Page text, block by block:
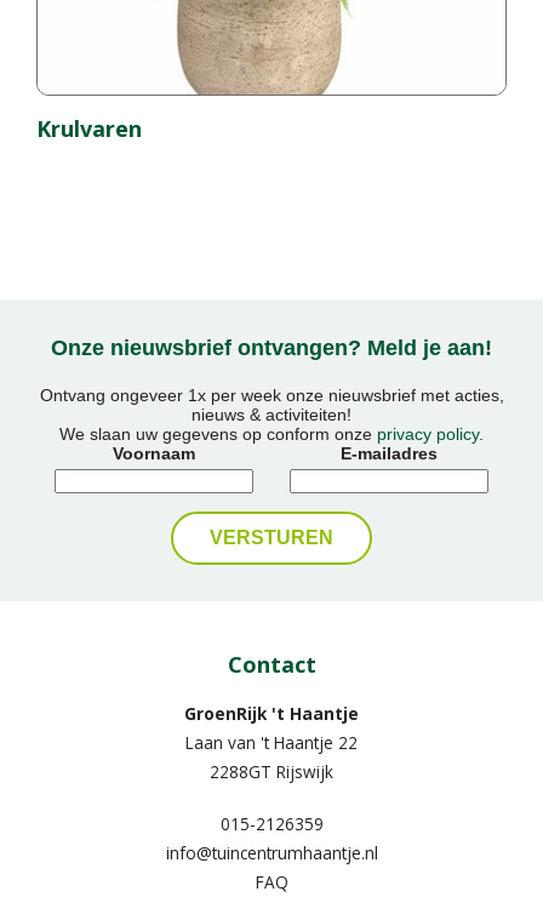
Krulvaren
Onze nieuwsbrief ontvangen? Meld je aan!
Ontvang ongeveer 1x per week onze nieuwsbrief met acties,
nieuws & activiteiten!
We slaan uw gegevens op conform onze privacy policy.
Voornaam
E-mailadres
Contact
GroenRijk 't Haantje
Laan van 't Haantje 22
2288GT Rijswijk
015-2126359
info@tuincentrumhaantje.nl
FAQ